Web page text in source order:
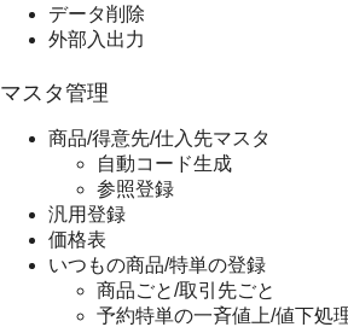
データ削除
外部入出力
マスタ管理
商品/得意先/仕入先マスタ
自動コード生成
参照登録
汎用登録
価格表
いつもの商品/特単の登録
商品ごと/取引先ごと
予約特単の一斉値上/値下処